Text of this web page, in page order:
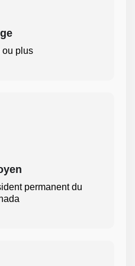
ou plus
permanent du